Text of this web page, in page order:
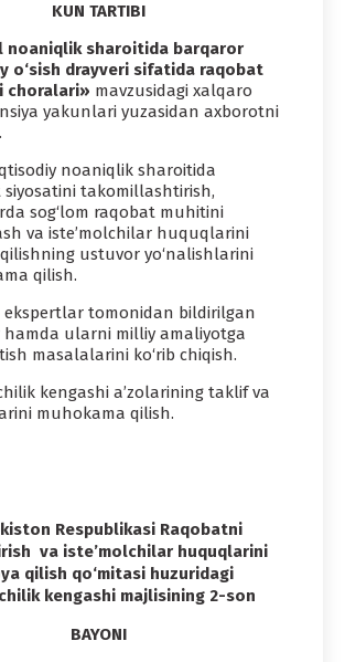
KUN TARTIBI
noaniqlik sharoitida barqaror
o‘sish drayveri sifatida raqobat
choralari» mavzusidagi xalqaro
yakunlari yuzasidan axborotni
noaniqlik sharoitida
siyosatini takomillashtirish,
sog‘lom raqobat muhitini
va iste’molchilar huquqlarini
ustuvor yo‘nalishlarini
qilish.
ekspertlar tomonidan bildirilgan
ularni milliy amaliyotga
masalalarini ko‘rib chiqish.
kengashi a’zolarining taklif va
muhokama qilish.
Respublikasi Raqobatni
va iste’molchilar huquqlarini
qilish qo‘mitasi huzuridagi
kengashi majlisining 2-son
BAYONI